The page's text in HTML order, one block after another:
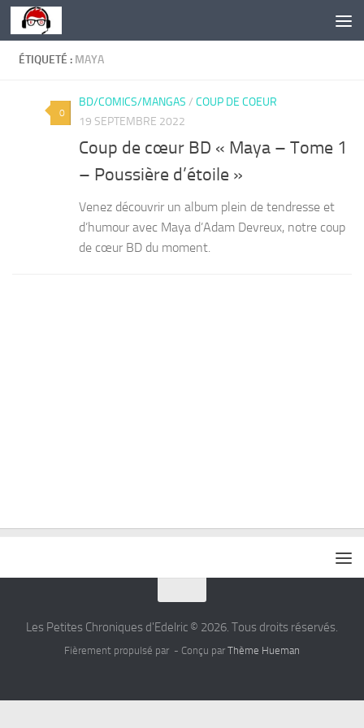
Skip to content
ÉTIQUETÉ : MAYA
0
BD/COMICS/MANGAS / COUP DE COEUR
19 SEPTEMBRE 2022
Coup de cœur BD « Maya – Tome 1
– Poussière d’étoile »
Venez découvrir un album plein de tendresse et
d’humour avec Maya d’Adam Devreux, notre coup
de cœur BD du moment.
Les Petites Chroniques d'Edelric © 2026. Tous droits réservés.
Fièrement propulsé par - Conçu par Thème Hueman